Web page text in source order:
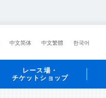
中文简体 中文繁體 한국어
レース場・
チケットショップ